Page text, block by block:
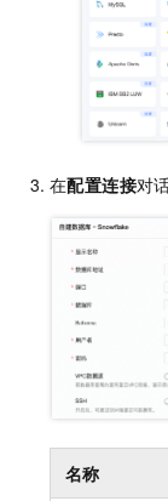
在配置连接对
名称